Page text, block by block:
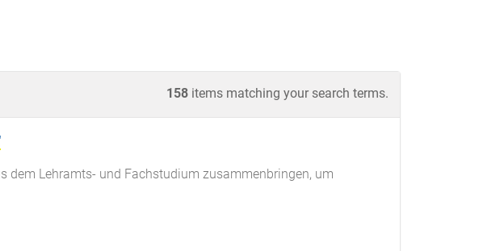
158 items matching your search terms.
dem Lehramts- und Fachstudium zusammenbringen, um